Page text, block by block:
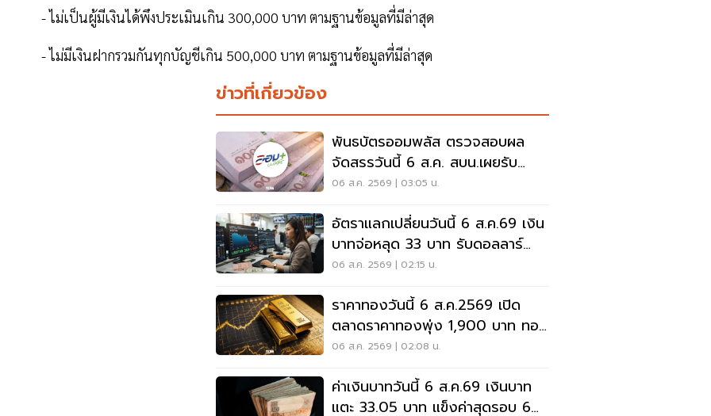
- ไม่เป็นผู้มีเงินได้พึงประเมินเกิน 300,000 บาท ตามฐานข้อมูลที่มีล่าสุด
- ไม่มีเงินฝากรวมกันทุกบัญชีเกิน 500,000 บาท ตามฐานข้อมูลที่มีล่าสุด
ข่าวที่เกี่ยวข้อง
พันธบัตรออมพลัส ตรวจสอบผล
จัดสรรวันนี้ 6 ส.ค. สบน.เผยรับ
สูงสุด 117,000 บาท
06 ส.ค. 2569 | 03:05 น.
อัตราแลกเปลี่ยนวันนี้ 6 ส.ค.69 เงิน
บาทจ่อหลุด 33 บาท รับดอลลาร์
อ่อน
06 ส.ค. 2569 | 02:15 น.
ราคาทองวันนี้ 6 ส.ค.2569 เปิด
ตลาดราคาทองพุ่ง 1,900 บาท ทอง
รูปพรรณขาย 67,950 บาท
06 ส.ค. 2569 | 02:08 น.
ค่าเงินบาทวันนี้ 6 ส.ค.69 เงินบาท
แตะ 33.05 บาท แข็งค่าสุดรอบ 6